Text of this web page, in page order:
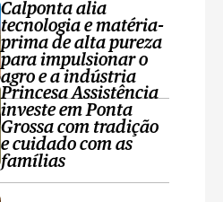
Calponta alia
tecnologia e matéria-
prima de alta pureza
para impulsionar o
agro e a indústria
Princesa Assistência
investe em Ponta
Grossa com tradição
e cuidado com as
famílias